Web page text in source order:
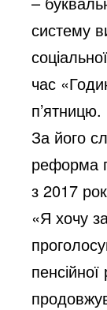
систему
час
п’ятницю.
За його
реформа
з 2017
«Я хочу